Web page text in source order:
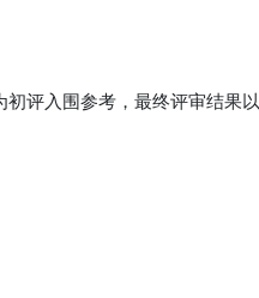
评入围参考，最终评审结果